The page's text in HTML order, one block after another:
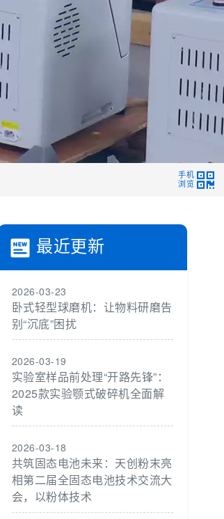
手机
浏览
最近更新
2026-03-23
卧式轻型球磨机：让物料研磨告
别“沉底”困扰
2026-03-19
实验室样品前处理“开路先锋”：
2025款实验颚式破碎机全面解
读
2026-03-18
共筑固态电池未来：天创粉末亮
相第二届全固态电池技术交流大
会，以粉体技术